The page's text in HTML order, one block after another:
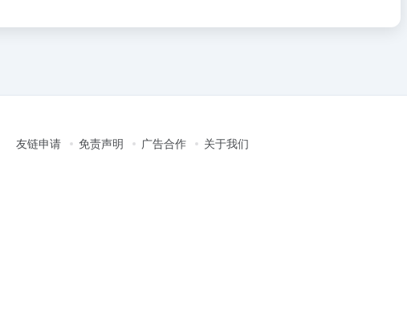
友链申请 免责声明 广告合作 关于我们